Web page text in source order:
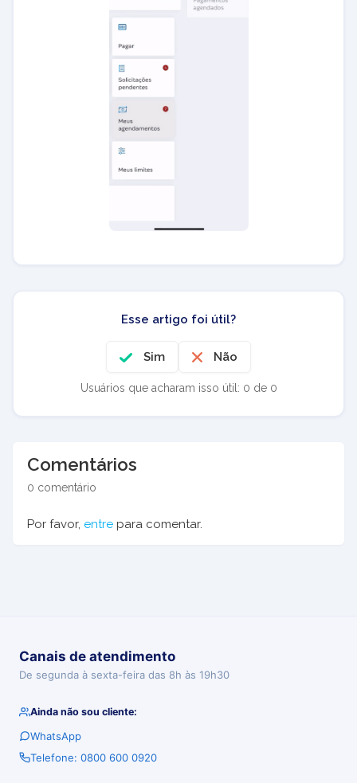
Esse artigo foi útil?
Sim Não
Usuários que acharam isso útil: 0 de 0
Comentários
0 comentário
Por favor, entre para comentar.
Canais de atendimento
De segunda à sexta-feira das 8h às 19h30
Ainda não sou cliente:
WhatsApp
Telefone: 0800 600 0920